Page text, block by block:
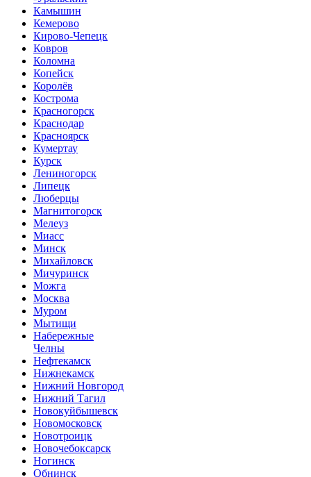
Камышин
Кемерово
Кирово-Чепецк
Ковров
Коломна
Копейск
Королёв
Кострома
Красногорск
Краснодар
Красноярск
Кумертау
Курск
Лениногорск
Липецк
Люберцы
Магнитогорск
Мелеуз
Миасс
Минск
Михайловск
Мичуринск
Можга
Москва
Муром
Мытищи
Набережные
Челны
Нефтекамск
Нижнекамск
Нижний Новгород
Нижний Тагил
Новокуйбышевск
Новомосковск
Новотроицк
Новочебоксарск
Ногинск
Обнинск